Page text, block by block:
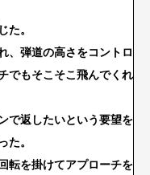
た。
、弾道の高さをコントロ
でもそこそこ飛んでくれ
で返したいという要望を
た。
転を掛けてアプローチを